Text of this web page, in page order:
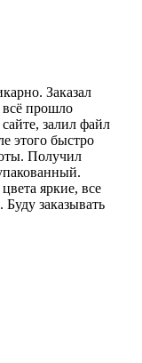
Заказал
всё прошло
залил файл
этого быстро
Получил
яркие, все
заказывать